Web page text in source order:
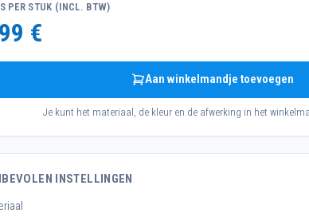
PER STUK (INCL. BTW)
€
Aan winkelmandje toevoegen
Je kunt het materiaal, de kleur en de afwerking in het
INSTELLINGEN